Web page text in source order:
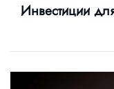
Инвестиции